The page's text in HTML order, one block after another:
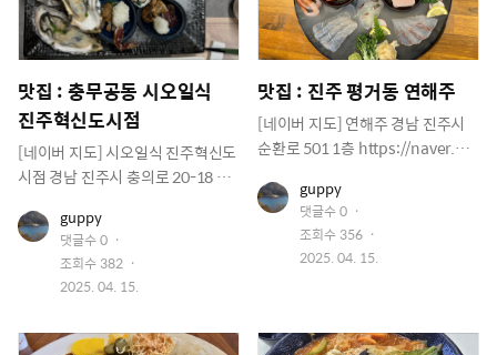
맛집 : 충무공동 시오일식
진주혁신도시점
[네이버 지도] 시오일식 진주혁신도
시점 경남 진주시 충의로 20-18 2층
5G5oIowX
유
저
guppy
댓글수0
조회수 382
작
일
2025. 04. 15.
맛집 : 진주 평거동 연해주
[네이버 지도] 연해주 경남 진주시
순환로 501 1층 https://naver.m
유
저
guppy
댓글수0
조회수 356
작
2025. 04. 15.